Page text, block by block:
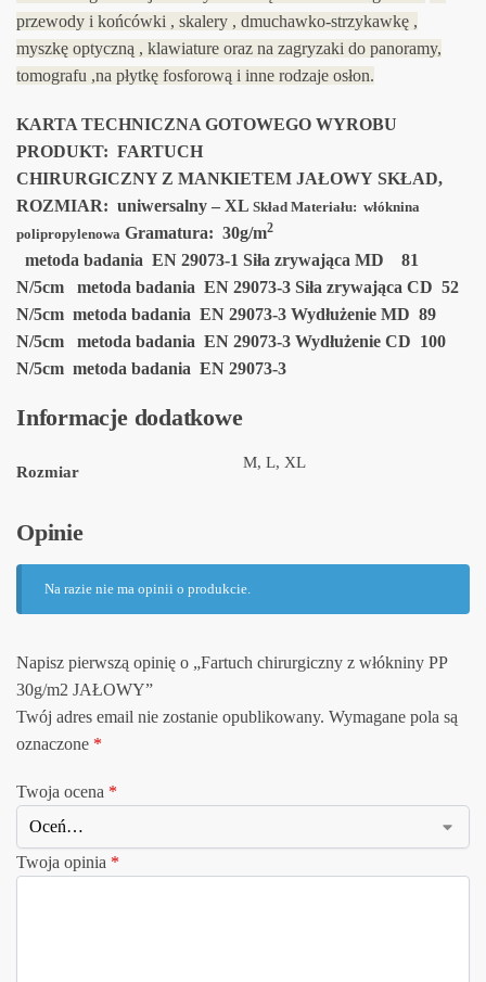
przewody i końcówki , skalery , dmuchawko-strzykawkę ,
myszkę optyczną , klawiature oraz na zagryzaki do panoramy,
tomografu ,na płytkę fosforową i inne rodzaje osłon.
KARTA TECHNICZNA GOTOWEGO WYROBU
PRODUKT: FARTUCH
CHIRURGICZNY Z MANKIETEM JAŁOWY SKŁAD,
ROZMIAR: uniwersalny – XL Skład Materiału: włóknina
polipropylenowa Gramatura: 30g/m2
metoda badania EN 29073-1 Siła zrywająca MD 81
N/5cm metoda badania EN 29073-3 Siła zrywająca CD 52
N/5cm metoda badania EN 29073-3 Wydłużenie MD 89
N/5cm metoda badania EN 29073-3 Wydłużenie CD 100
N/5cm metoda badania EN 29073-3
Informacje dodatkowe
Rozmiar
M, L, XL
Opinie
Na razie nie ma opinii o produkcie.
Napisz pierwszą opinię o „Fartuch chirurgiczny z włókniny PP
30g/m2 JAŁOWY”
Twój adres email nie zostanie opublikowany. Wymagane pola są
oznaczone *
Twoja ocena *
Twoja opinia *